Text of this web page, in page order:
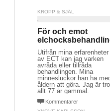
KROPP & SJÄL
För och emot
Utifrån mina erfarenheter
av ECT kan jag varken
avråda eller tillråda
behandlingen. Mina
minnesluckor han ha
åldern att göra. Jag är
allt 77 år gammal.
Kommentarer